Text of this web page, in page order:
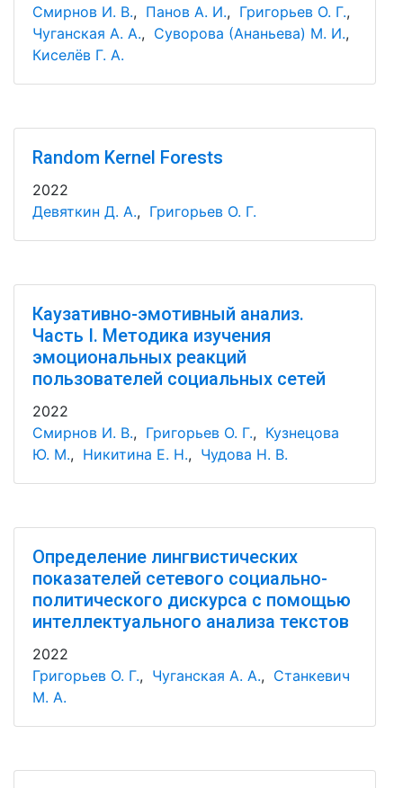
Смирнов И. В., Панов А. И., Григорьев О. Г.,
Чуганская А. А., Суворова (Ананьева) М. И.,
Киселёв Г. А.
Random Kernel Forests
2022
Девяткин Д. А., Григорьев О. Г.
Каузативно-эмотивный анализ.
Часть I. Методика изучения
эмоциональных реакций
пользователей социальных сетей
2022
Смирнов И. В., Григорьев О. Г., Кузнецова
Ю. М., Никитина Е. Н., Чудова Н. В.
Определение лингвистических
показателей сетевого социально-
политического дискурса с помощью
интеллектуального анализа текстов
2022
Григорьев О. Г., Чуганская А. А., Станкевич
М. А.